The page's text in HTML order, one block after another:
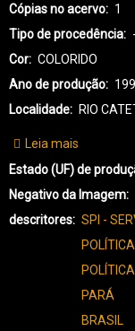
Cópias no acervo
1
Tipo de procedência
Cor
COLORIDO
Ano de produção
Localidade
RIO
Leia mais
KX-
KAYAPÓ
XIKRIN-
3374
Estado (UF) de
Negativo da Imagem
descritores
SPI -
POLÍTICA
PARÁ
BRASIL